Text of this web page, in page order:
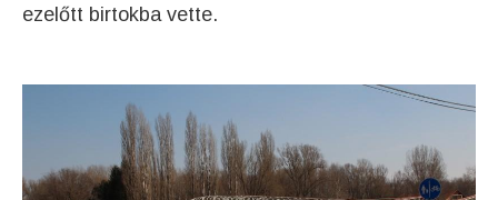
ezelőtt birtokba vette.